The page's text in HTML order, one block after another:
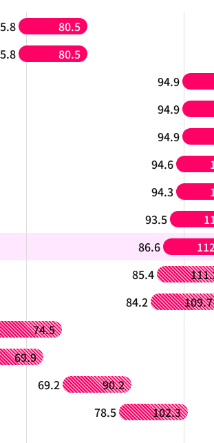
80.5
80.5
94.9
94.9
94.9
94.6
94.3
93.5
86.6
85.4
84.2
109.7
74.5
69.9
69.2
90.2
78.5
102.3